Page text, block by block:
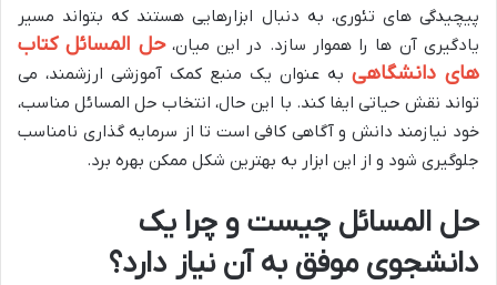
پیچیدگی های تئوری، به دنبال ابزارهایی هستند که بتواند مسیر
یادگیری آن ها را هموار سازد. در این میان،حل المسائل کتاب
های دانشگاهی به عنوان یک منبع کمک آموزشی ارزشمند، می
تواند نقش حیاتی ایفا کند. با این حال، انتخاب حل المسائل مناسب،
خود نیازمند دانش و آگاهی کافی است تا از سرمایه گذاری نامناسب
جلوگیری شود و از این ابزار به بهترین شکل ممکن بهره برد.
حل المسائل چیست و چرا یک
دانشجوی موفق به آن نیاز دارد؟